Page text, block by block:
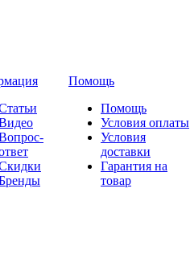
Помощь
Помощь
Условия оплаты
Условия
доставки
Гарантия на
товар